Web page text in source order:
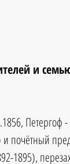
и
Петергоф
почётный
1895),